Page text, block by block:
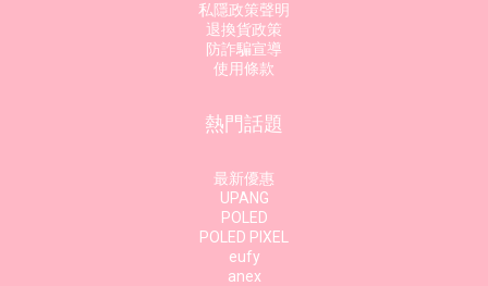
私隱政策聲明
退換貨政策
防詐騙宣導
使用條款
熱門話題
最新優惠
UPANG
POLED
POLED PIXEL
eufy
anex